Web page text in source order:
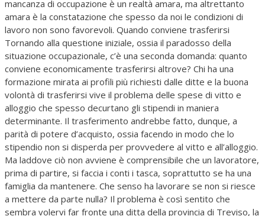
mancanza di occupazione è un realtà amara, ma altrettanto
amara è la constatazione che spesso da noi le condizioni di
lavoro non sono favorevoli. Quando conviene trasferirsi
Tornando alla questione iniziale, ossia il paradosso della
situazione occupazionale, c’è una seconda domanda: quanto
conviene economicamente trasferirsi altrove? Chi ha una
formazione mirata ai profili più richiesti dalle ditte e la buona
volontà di trasferirsi vive il problema delle spese di vitto e
alloggio che spesso decurtano gli stipendi in maniera
determinante. Il trasferimento andrebbe fatto, dunque, a
parità di potere d’acquisto, ossia facendo in modo che lo
stipendio non si disperda per provvedere al vitto e all’alloggio.
Ma laddove ciò non avviene è comprensibile che un lavoratore,
prima di partire, si faccia i conti i tasca, soprattutto se ha una
famiglia da mantenere. Che senso ha lavorare se non si riesce
a mettere da parte nulla? Il problema è così sentito che
sembra volervi far fronte una ditta della provincia di Treviso, la